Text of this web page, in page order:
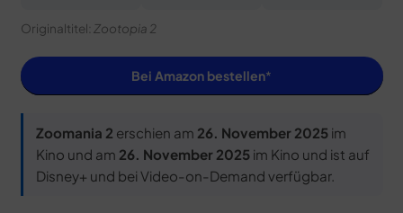
Originaltitel: Zootopia 2
Bei Amazon bestellen
Zoomania 2 erschien am 26. November 2025im
Kino und am 26. November 2025im Kino und ist auf
Disney+ und bei Video-on-Demand verfügbar.